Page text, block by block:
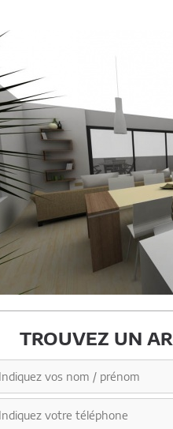
TROUVEZ UN